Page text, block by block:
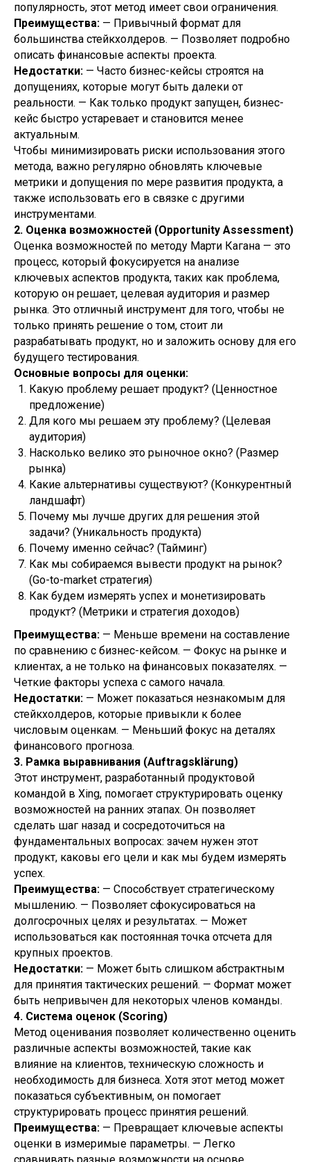
популярность, этот метод имеет свои ограничения.
Преимущества: — Привычный формат для
большинства стейкхолдеров. — Позволяет подробно
описать финансовые аспекты проекта.
Недостатки: — Часто бизнес-кейсы строятся на
допущениях, которые могут быть далеки от
реальности. — Как только продукт запущен, бизнес-
кейс быстро устаревает и становится менее
актуальным.
Чтобы минимизировать риски использования этого
метода, важно регулярно обновлять ключевые
метрики и допущения по мере развития продукта, а
также использовать его в связке с другими
инструментами.
2. Оценка возможностей (Opportunity Assessment)
Оценка возможностей по методу Марти Кагана — это
процесс, который фокусируется на анализе
ключевых аспектов продукта, таких как проблема,
которую он решает, целевая аудитория и размер
рынка. Это отличный инструмент для того, чтобы не
только принять решение о том, стоит ли
разрабатывать продукт, но и заложить основу для его
будущего тестирования.
Основные вопросы для оценки:
Какую проблему решает продукт? (Ценностное
предложение)
Для кого мы решаем эту проблему? (Целевая
аудитория)
Насколько велико это рыночное окно? (Размер
рынка)
Какие альтернативы существуют? (Конкурентный
ландшафт)
Почему мы лучше других для решения этой
задачи? (Уникальность продукта)
Почему именно сейчас? (Тайминг)
Как мы собираемся вывести продукт на рынок?
(Go-to-market стратегия)
Как будем измерять успех и монетизировать
продукт? (Метрики и стратегия доходов)
Преимущества: — Меньше времени на составление
по сравнению с бизнес-кейсом. — Фокус на рынке и
клиентах, а не только на финансовых показателях. —
Четкие факторы успеха с самого начала.
Недостатки: — Может показаться незнакомым для
стейкхолдеров, которые привыкли к более
числовым оценкам. — Меньший фокус на деталях
финансового прогноза.
3. Рамка выравнивания (Auftragsklärung)
Этот инструмент, разработанный продуктовой
командой в Xing, помогает структурировать оценку
возможностей на ранних этапах. Он позволяет
сделать шаг назад и сосредоточиться на
фундаментальных вопросах: зачем нужен этот
продукт, каковы его цели и как мы будем измерять
успех.
Преимущества: — Способствует стратегическому
мышлению. — Позволяет сфокусироваться на
долгосрочных целях и результатах. — Может
использоваться как постоянная точка отсчета для
крупных проектов.
Недостатки: — Может быть слишком абстрактным
для принятия тактических решений. — Формат может
быть непривычен для некоторых членов команды.
4. Система оценок (Scoring)
Метод оценивания позволяет количественно оценить
различные аспекты возможностей, такие как
влияние на клиентов, техническую сложность и
необходимость для бизнеса. Хотя этот метод может
показаться субъективным, он помогает
структурировать процесс принятия решений.
Преимущества: — Превращает ключевые аспекты
оценки в измеримые параметры. — Легко